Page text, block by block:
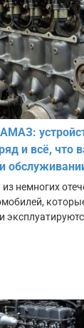
и всё, что
немногих